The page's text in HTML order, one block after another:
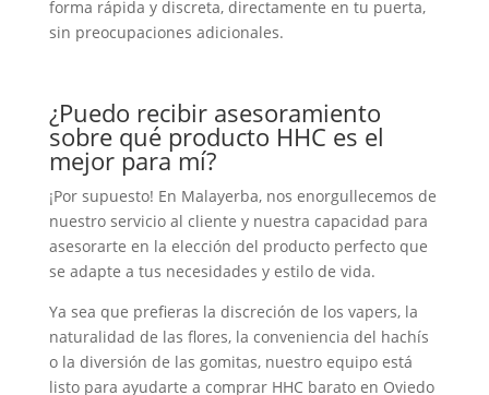
forma rápida y discreta, directamente en tu puerta,
sin preocupaciones adicionales.
¿Puedo recibir asesoramiento
sobre qué producto HHC es el
mejor para mí?
¡Por supuesto! En Malayerba, nos enorgullecemos de
nuestro servicio al cliente y nuestra capacidad para
asesorarte en la elección del producto perfecto que
se adapte a tus necesidades y estilo de vida.
Ya sea que prefieras la discreción de los vapers, la
naturalidad de las flores, la conveniencia del hachís
o la diversión de las gomitas, nuestro equipo está
listo para ayudarte a comprar HHC barato en Oviedo